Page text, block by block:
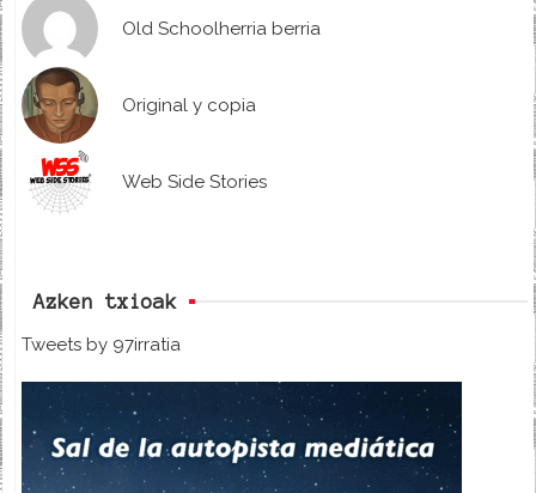
Old Schoolherria berria
Original y copia
Web Side Stories
Azken txioak
Tweets by 97irratia